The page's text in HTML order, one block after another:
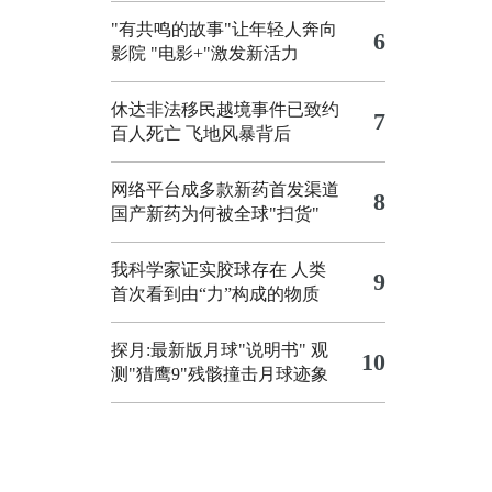
"有共鸣的故事"让年轻人奔向
影院 "电影+"激发新活力 6
休达非法移民越境事件已致约
百人死亡 飞地风暴背后 7
网络平台成多款新药首发渠道
国产新药为何被全球"扫货"
8
我科学家证实胶球存在 人类
首次看到由“力”构成的物质
9
探月:最新版月球"说明书" 观
测"猎鹰9"残骸撞击月球迹象
10